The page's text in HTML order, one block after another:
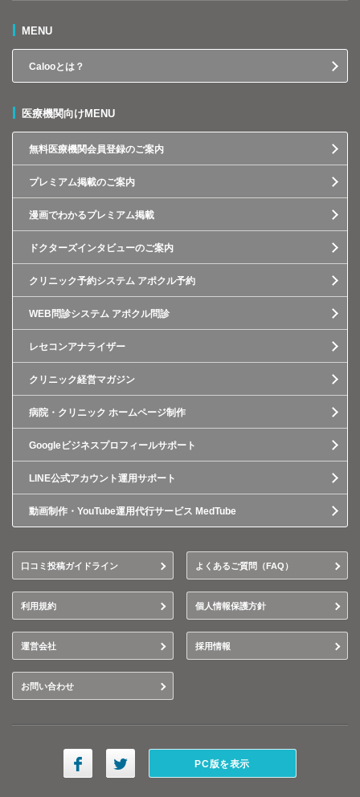
MENU
Calooとは？
医療機関向けMENU
無料医療機関会員登録のご案内
プレミアム掲載のご案内
漫画でわかるプレミアム掲載
ドクターズインタビューのご案内
クリニック予約システム アポクル予約
WEB問診システム アポクル問診
レセコンアナライザー
クリニック経営マガジン
病院・クリニック ホームページ制作
Googleビジネスプロフィールサポート
LINE公式アカウント運用サポート
動画制作・YouTube運用代行サービス MedTube
口コミ投稿ガイドライン よくあるご質問（FAQ）
利用規約 個人情報保護方針
運営会社 採用情報
お問い合わせ
PC版を表示